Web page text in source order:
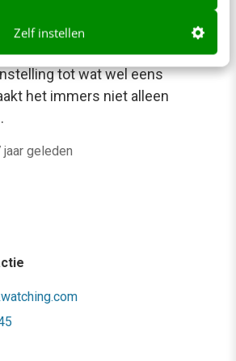
Zelf instellen
bedrijfsbrede
een internetstrategie is
tot wat wel eens
het immers niet alleen
jaar geleden